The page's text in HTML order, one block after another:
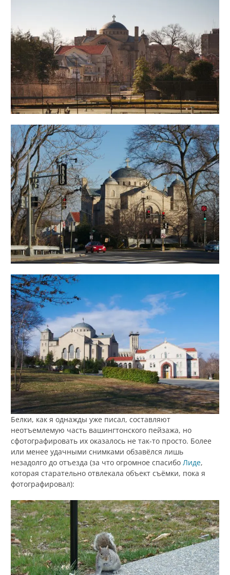
Белки, как я однажды уже писал, составляют
неотъемлемую часть вашингтонского пейзажа, но
сфотографировать их оказалось не так-то просто. Более
или менее удачными снимками обзавёлся лишь
незадолго до отъезда (за что огромное спасибо Лиде,
которая старательно отвлекала объект съёмки, пока я
фотографировал):